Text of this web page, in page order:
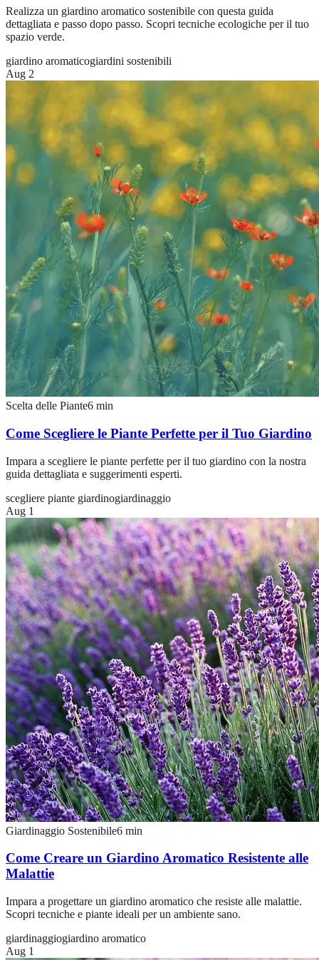
Realizza un giardino aromatico sostenibile con questa guida
dettagliata e passo dopo passo. Scopri tecniche ecologiche per il tuo
spazio verde.
giardino aromaticogiardini sostenibili
Aug 2
Scelta delle Piante6 min
Come Scegliere le Piante Perfette per il Tuo Giardino
Impara a scegliere le piante perfette per il tuo giardino con la nostra
guida dettagliata e suggerimenti esperti.
scegliere piante giardinogiardinaggio
Aug 1
Giardinaggio Sostenibile6 min
Come Creare un Giardino Aromatico Resistente alle
Malattie
Impara a progettare un giardino aromatico che resiste alle malattie.
Scopri tecniche e piante ideali per un ambiente sano.
giardinaggiogiardino aromatico
Aug 1